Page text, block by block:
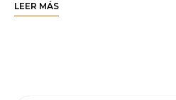
LEER MÁS